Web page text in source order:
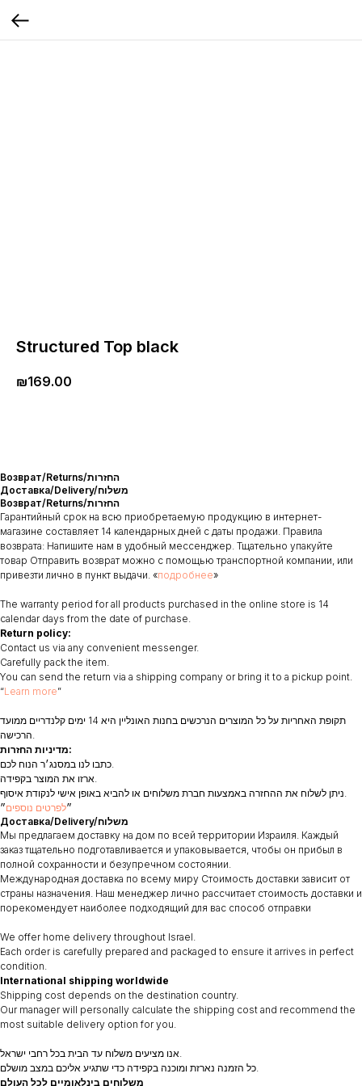
Structured Top black
₪169.00
Возврат/Returns/החזרות
Доставка/Delivery/משלוח
Возврат/Returns/החזרות
Гарантийный срок на всю приобретаемую продукцию в интернет-
магазине составляет 14 календарных дней с даты продажи. Правила
возврата: Напишите нам в удобный мессенджер. Тщательно упакуйте
товар Отправить возврат можно с помощью транспортной компании, или
привезти лично в пункт выдачи. «подробнее»
The warranty period for all products purchased in the online store is 14
calendar days from the date of purchase.
Return policy:
Contact us via any convenient messenger.
Carefully pack the item.
You can send the return via a shipping company or bring it to a pickup point.
“Learn more”
תקופת האחריות על כל המוצרים הנרכשים בחנות האונליין היא 14 ימים קלנדריים ממועד
הרכישה.
מדיניות החזרות:
כתבו לנו במסנג׳ר הנוח לכם.
ארזו את המוצר בקפידה.
ניתן לשלוח את ההחזרה באמצעות חברת משלוחים או להביא באופן אישי לנקודת איסוף.
״לפרטים נוספים״
Доставка/Delivery/משלוח
Мы предлагаем доставку на дом по всей территории Израиля. Каждый
заказ тщательно подготавливается и упаковывается, чтобы он прибыл в
полной сохранности и безупречном состоянии.
Международная доставка по всему миру Стоимость доставки зависит от
страны назначения. Наш менеджер лично рассчитает стоимость доставки и
порекомендует наиболее подходящий для вас способ отправки
We offer home delivery throughout Israel.
Each order is carefully prepared and packaged to ensure it arrives in perfect
condition.
International shipping worldwide
Shipping cost depends on the destination country.
Our manager will personally calculate the shipping cost and recommend the
most suitable delivery option for you.
אנו מציעים משלוח עד הבית בכל רחבי ישראל.
כל הזמנה נארזת ומוכנה בקפידה כדי שתגיע אליכם במצב מושלם.
משלוחים בינלאומיים לכל העולם